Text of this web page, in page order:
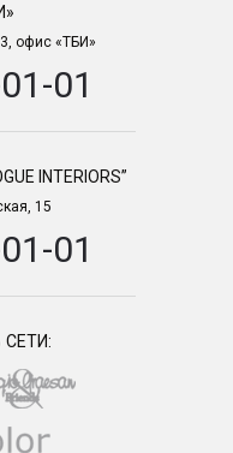
офис «ТБИ»
01
INTERIORS”
15
01